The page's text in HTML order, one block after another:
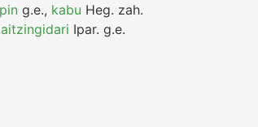
g.e., kabu Heg. zah.
aitzingidari Ipar. g.e.